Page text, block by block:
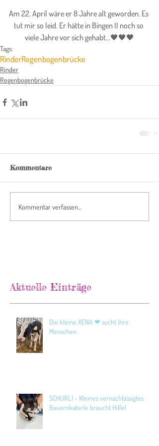
Am 22. April wäre er 8 Jahre alt geworden. Es
tut mir so leid. Er hätte in Bingen II noch so
viele Jahre vor sich gehabt...🖤🖤🖤
Tags:
RinderRegenbogenbrücke
Rinder
Regenbogenbrücke
Kommentare
Kommentar verfassen...
Aktuelle Einträge
Die kleine XENA ❤ sucht ihre
Menschen.
SCHURLI - Kleines vernachlässigtes
Bauernkaterle braucht Hilfe!